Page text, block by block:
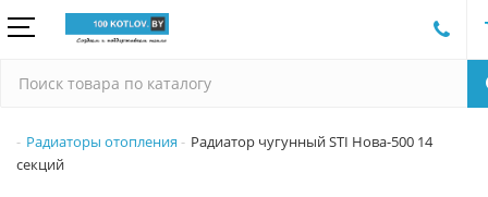
Радиаторы отопления
Радиатор чугунный STI Нова-500 14
секций